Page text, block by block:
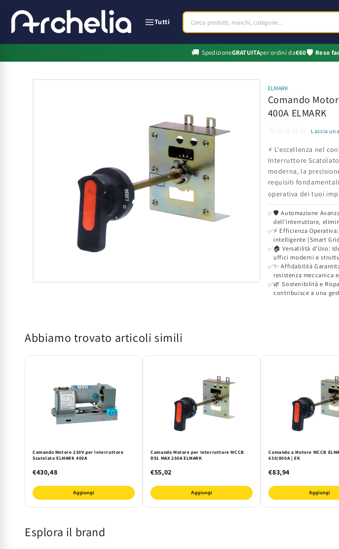
direttamente
ai contenuti
Tutti
🚚 SpedizioneGRATUITAper ordini da€60🛡️ Reso
Passa alle
ELMARK
Comando
400A ELMARK
☆☆☆☆☆ Lascia
⚡ L'eccellenza nel
Interruttore
moderna, la
requisiti
operativa dei tuoi
✅🛡️ Automazione
dell'interruttore,
✅⚡ Efficienza
intelligente (Smart
✅🏠 Versatilità d'Uso:
uffici moderni e
✅✨ Affidabilità
resistenza meccanica
✅🌿 Sostenibilità e
contribuisce a una
Abbiamo trovato articoli simili
Comando Motore 230V per Interruttore
Scatolato ELMARK 400A
€430,48
Aggiungi
Comando Motore per Interruttore MCCB
DS1 MAX 250A ELMARK
€55,02
Aggiungi
Comando a Motore MCCB
630/800A | EK
€83,94
Aggiungi
Esplora il brand